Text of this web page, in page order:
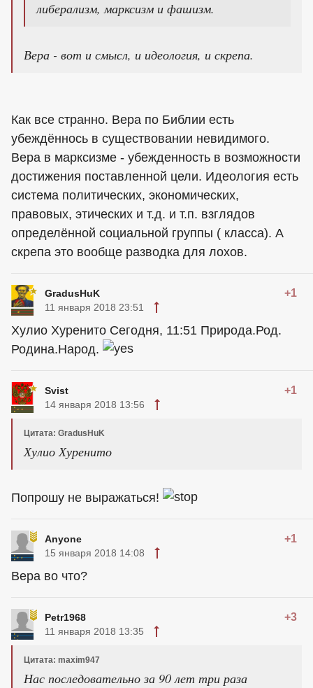
либерализм, марксизм и фашизм.
Вера - вот и смысл, и идеология, и скрепа.
Как все странно. Вера по Библии есть
убеждённось в существовании невидимого.
Вера в марксизме - убежденность в возможности
достижения поставленной цели. Идеология есть
система политических, экономических,
правовых, этических и т.д. и т.п. взглядов
определённой социальной группы ( класса). А
скрепа это вообще разводка для лохов.
GradusHuK +1
11 января 2018 23:51
Хулио Хуренито Сегодня, 11:51 Природа.Род.
Родина.Народ.
Svist +1
14 января 2018 13:56
Цитата: GradusHuK
Хулио Хуренито
Попрошу не выражаться!
Anyone +1
15 января 2018 14:08
Вера во что?
Petr1968 +3
11 января 2018 13:35
Цитата: maxim947
Нас последовательно за 90 лет три раза